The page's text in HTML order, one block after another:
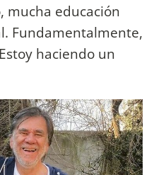
mucha educación
Fundamentalmente,
haciendo un